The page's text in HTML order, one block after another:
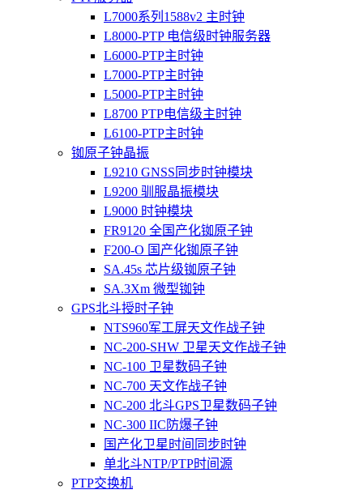
L7000系列1588v2 主时钟
L8000-PTP 电信级时钟服务器
L6000-PTP主时钟
L7000-PTP主时钟
L5000-PTP主时钟
L8700 PTP电信级主时钟
L6100-PTP主时钟
铷原子钟晶振
L9210 GNSS同步时钟模块
L9200 驯服晶振模块
L9000 时钟模块
FR9120 全国产化铷原子钟
F200-O 国产化铷原子钟
SA.45s 芯片级铷原子钟
SA.3Xm 微型铷钟
GPS北斗授时子钟
NTS960军工屏天文作战子钟
NC-200-SHW 卫星天文作战子钟
NC-100 卫星数码子钟
NC-700 天文作战子钟
NC-200 北斗GPS卫星数码子钟
NC-300 IIC防爆子钟
国产化卫星时间同步时钟
单北斗NTP/PTP时间源
PTP交换机